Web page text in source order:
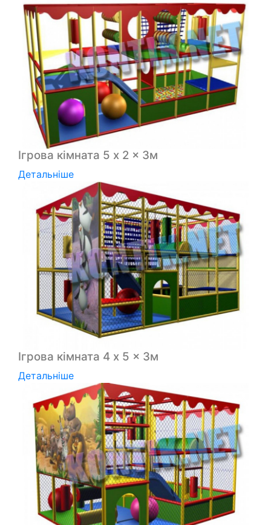
Ігрова кімната 5 x 2 x 3м
Детальніше
Ігрова кімната 4 x 5 x 3м
Детальніше